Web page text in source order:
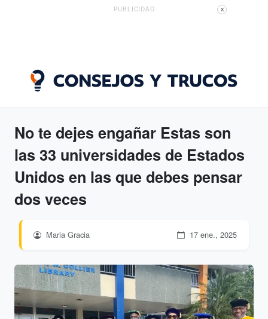
PUBLICIDAD X
No te dejes engañar Estas son
las 33 universidades de Estados
Unidos en las que debes pensar
dos veces
Maria Gracia 17 ene., 2025